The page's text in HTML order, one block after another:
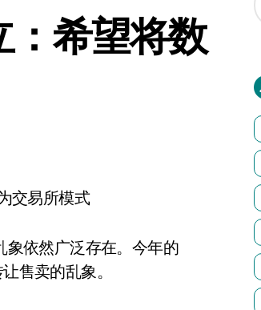
希望将数
象依然广泛存在。今年的
售卖的乱象。
索